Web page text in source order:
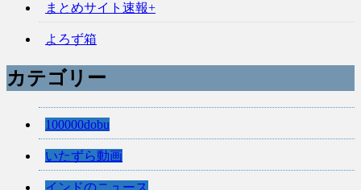
まとめサイト速報+
よろず箱
カテゴリー
100000dobu
いたずら動画
インドのニュース